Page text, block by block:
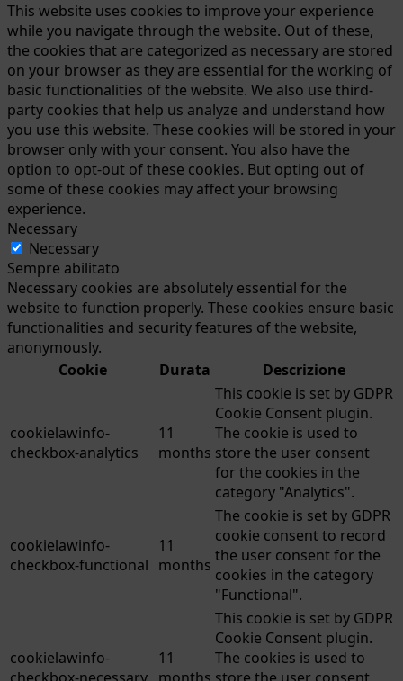
This website uses cookies to improve your experience
while you navigate through the website. Out of these,
the cookies that are categorized as necessary are stored
on your browser as they are essential for the working of
basic functionalities of the website. We also use third-
party cookies that help us analyze and understand how
you use this website. These cookies will be stored in your
browser only with your consent. You also have the
option to opt-out of these cookies. But opting out of
some of these cookies may affect your browsing
experience.
Necessary
Necessary
Sempre abilitato
Necessary cookies are absolutely essential for the
website to function properly. These cookies ensure basic
functionalities and security features of the website,
anonymously.
Cookie
Durata Descrizione
cookielawinfo-
checkbox-analytics
11
months
This cookie is set by GDPR
Cookie Consent plugin.
The cookie is used to
store the user consent
for the cookies in the
category "Analytics".
cookielawinfo-
checkbox-functional
11
months
The cookie is set by GDPR
cookie consent to record
the user consent for the
cookies in the category
"Functional".
cookielawinfo-
11
This cookie is set by GDPR
Cookie Consent plugin.
The cookies is used to